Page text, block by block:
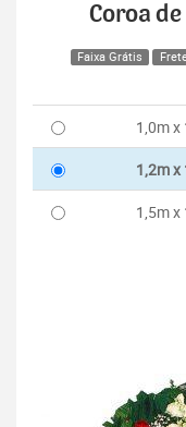
Coroa
Faixa Grátis
1,0m x
1,2m x
1,5m x